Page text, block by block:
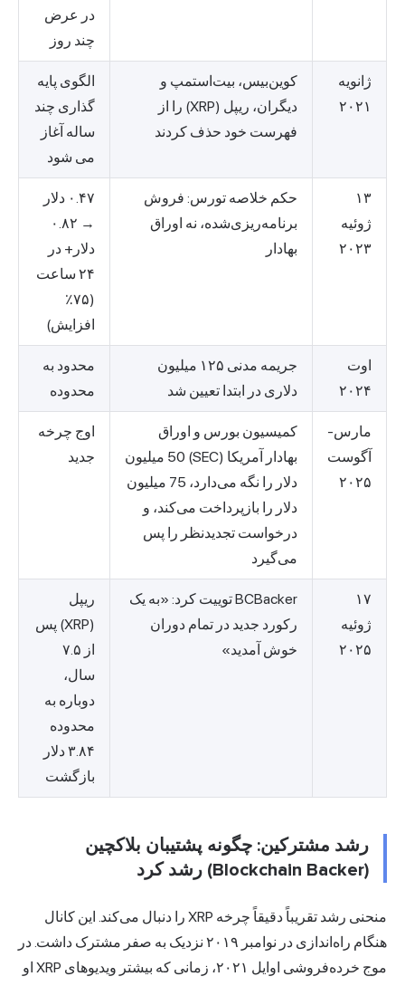
در عرض
چند روز
ژانویه
۲۰۲۱
کوین‌بیس، بیت‌استمپ و
دیگران، ریپل (XRP) را از
فهرست خود حذف کردند
الگوی پایه
گذاری چند
ساله آغاز
می شود
۱۳
ژوئیه
۲۰۲۳
حکم خلاصه تورس: فروش
برنامه‌ریزی‌شده، نه اوراق
بهادار
۰.۴۷ دلار
→ ۰.۸۲
دلار+ در
۲۴ ساعت
(۷۵٪
افزایش)
اوت
۲۰۲۴
جریمه مدنی ۱۲۵ میلیون
دلاری در ابتدا تعیین شد
محدود به
محدوده
مارس-
آگوست
۲۰۲۵
کمیسیون بورس و اوراق
بهادار آمریکا (SEC) 50 میلیون
دلار را نگه می‌دارد، 75 میلیون
دلار را بازپرداخت می‌کند، و
درخواست تجدیدنظر را پس
می‌گیرد
اوج چرخه
جدید
۱۷
ژوئیه
۲۰۲۵
BCBacker توییت کرد: «به یک
رکورد جدید در تمام دوران
خوش آمدید»
ریپل
(XRP) پس
از ۷.۵
سال،
دوباره به
محدوده
۳.۸۴ دلار
بازگشت
رشد مشترکین: چگونه پشتیبان بلاکچین
(Blockchain Backer) رشد کرد
منحنی رشد تقریباً دقیقاً چرخه XRP را دنبال می‌کند. این کانال
هنگام راه‌اندازی در نوامبر ۲۰۱۹ نزدیک به صفر مشترک داشت. در
موج خرده‌فروشی اوایل ۲۰۲۱، زمانی که بیشتر ویدیوهای XRP او